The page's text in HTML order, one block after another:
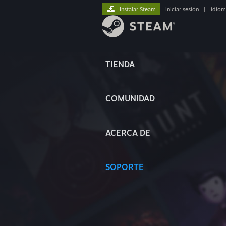
TIENDA
COMUNIDAD
ACERCA DE
SOPORTE
Instalar Steam iniciar sesión